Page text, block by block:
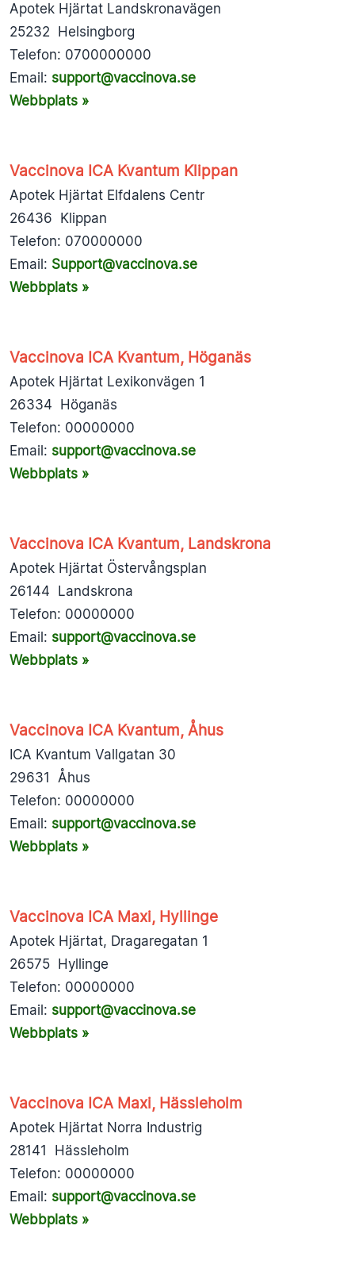
Apotek Hjärtat Landskronavägen
25232 Helsingborg
Telefon: 0700000000
Email: support@vaccinova.se
Webbplats »
Vaccinova ICA Kvantum Klippan
Apotek Hjärtat Elfdalens Centr
26436 Klippan
Telefon: 070000000
Email: Support@vaccinova.se
Webbplats »
Vaccinova ICA Kvantum, Höganäs
Apotek Hjärtat Lexikonvägen 1
26334 Höganäs
Telefon: 00000000
Email: support@vaccinova.se
Webbplats »
Vaccinova ICA Kvantum, Landskrona
Apotek Hjärtat Östervångsplan
26144 Landskrona
Telefon: 00000000
Email: support@vaccinova.se
Webbplats »
Vaccinova ICA Kvantum, Åhus
ICA Kvantum Vallgatan 30
29631 Åhus
Telefon: 00000000
Email: support@vaccinova.se
Webbplats »
Vaccinova ICA Maxi, Hyllinge
Apotek Hjärtat, Dragaregatan 1
26575 Hyllinge
Telefon: 00000000
Email: support@vaccinova.se
Webbplats »
Vaccinova ICA Maxi, Hässleholm
Apotek Hjärtat Norra Industrig
28141 Hässleholm
Telefon: 00000000
Email: support@vaccinova.se
Webbplats »